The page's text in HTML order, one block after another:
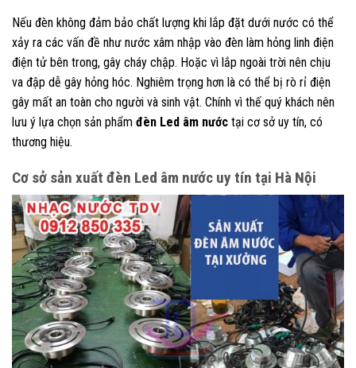
Nếu đèn không đảm bảo chất lượng khi lắp đặt dưới nước có thể
xảy ra các vấn đề như nước xâm nhập vào đèn làm hỏng linh điện
điện tử bên trong, gây cháy chập. Hoặc vì lắp ngoài trời nên chịu
va đập dễ gây hỏng hóc. Nghiêm trọng hơn là có thể bị rò rỉ điện
gây mất an toàn cho người và sinh vật. Chính vì thế quý khách nên
lưu ý lựa chọn sản phẩm đèn Led âm nước tại cơ sở uy tín, có
thương hiệu.
Cơ sở sản xuất đèn Led âm nước uy tín tại Hà Nội